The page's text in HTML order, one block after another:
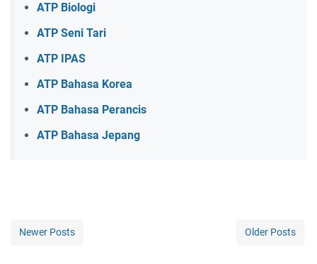
ATP Biologi
ATP Seni Tari
ATP IPAS
ATP Bahasa Korea
ATP Bahasa Perancis
ATP Bahasa Jepang
Newer Posts Older Posts